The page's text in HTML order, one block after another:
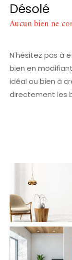
Désolé
Aucun bien ne
N'hésitez pas à
bien en
idéal ou bien à
directement les